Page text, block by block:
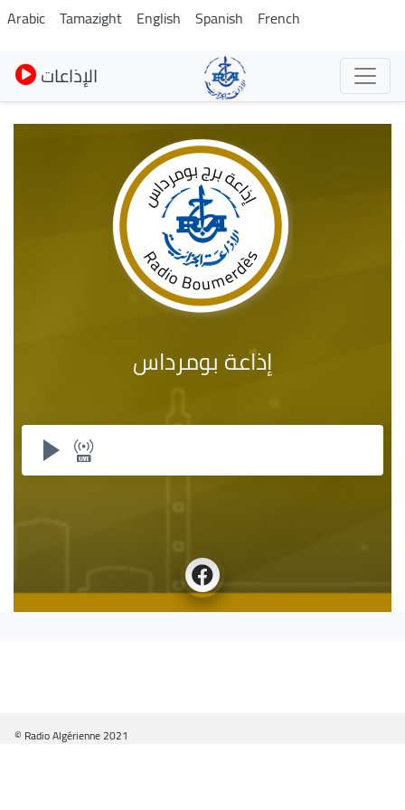
Skip
to
main
content
Arabic Tamazight English Spanish French
الإذاعات
إذاعة بومرداس
© Radio Algérienne 2021